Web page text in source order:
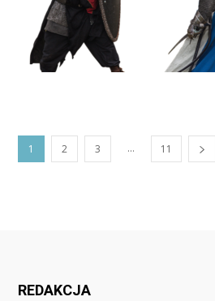
1 2 3 ... 11
REDAKCJA